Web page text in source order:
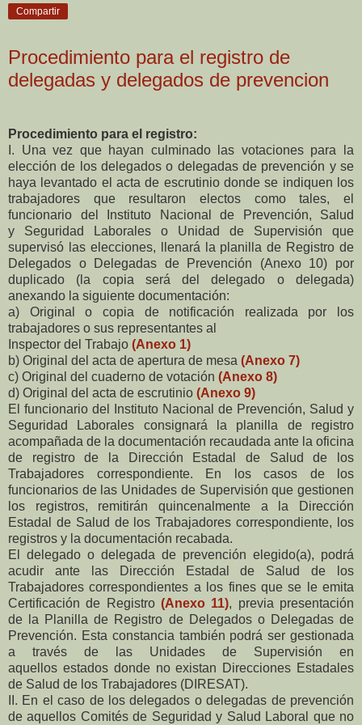
Compartir
Procedimiento para el registro de
delegadas y delegados de prevencion
Procedimiento para el registro:
I. Una vez que hayan culminado las votaciones para la
elección de los delegados o delegadas de prevención y se
haya levantado el acta de escrutinio donde se indiquen los
trabajadores que resultaron electos como tales, el
funcionario del Instituto Nacional de Prevención, Salud
y Seguridad Laborales o Unidad de Supervisión que
supervisó las elecciones, llenará la planilla de Registro de
Delegados o Delegadas de Prevención (Anexo 10) por
duplicado (la copia será deldelegado o delegada)
anexando la siguiente documentación:
a) Original o copia de notificación realizada por los
trabajadores o sus representantes al
Inspector del Trabajo (Anexo 1)
b) Original del acta de apertura de mesa (Anexo 7)
c) Original del cuaderno de votación (Anexo 8)
d) Original del acta de escrutinio (Anexo 9)
El funcionario del Instituto Nacional de Prevención, Salud y
Seguridad Laborales consignará la planilla de registro
acompañada de la documentación recaudada ante la oficina
de registro de la
Dirección Estadal de Salud de los
Trabajadores correspondiente. En los casos de los
funcionarios de las Unidades de Supervisión que gestionen
los registros, remitirán quincenalmente a la
Dirección
Estadal de Salud de los Trabajadores correspondiente, los
registros y la documentación recabada.
El delegado o delegada de prevención elegido(a), podrá
acudir ante las Dirección Estadal de Saludde los
Trabajadores correspondientes a los fines que se le emita
Certificación de Registro (Anexo 11), previa presentación
de la Planilla de Registro de Delegados o Delegadas de
Prevención. Esta constancia también podrá ser gestionada
a través de las Unidades de Supervisión en
aquellos estados donde no existan Direcciones Estadales
de Salud de los Trabajadores (DIRESAT).
II. En el caso de los delegados o delegadas de prevención
de aquellos Comités de Seguridad y Salud Laboral que no